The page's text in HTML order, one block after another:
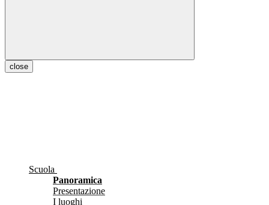
close
Scuola
Panoramica
Presentazione
I luoghi